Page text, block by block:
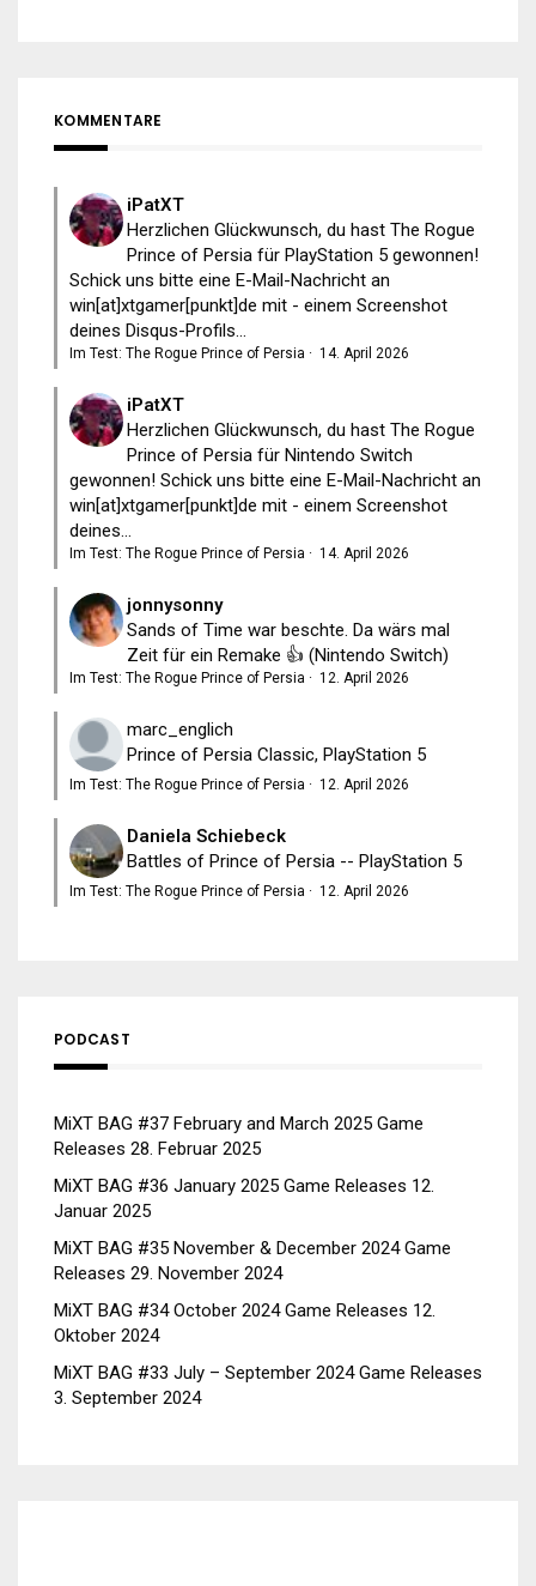
KOMMENTARE
iPatXT
Herzlichen Glückwunsch, du hast The Rogue
Prince of Persia für PlayStation 5 gewonnen!
Schick uns bitte eine E-Mail-Nachricht an
win[at]xtgamer[punkt]de mit - einem Screenshot
deines Disqus-Profils...
Im Test: The Rogue Prince of Persia · 14. April 2026
iPatXT
Herzlichen Glückwunsch, du hast The Rogue
Prince of Persia für Nintendo Switch
gewonnen! Schick uns bitte eine E-Mail-Nachricht an
win[at]xtgamer[punkt]de mit - einem Screenshot
deines...
Im Test: The Rogue Prince of Persia · 14. April 2026
jonnysonny
Sands of Time war beschte. Da wärs mal
Zeit für ein Remake 👍 (Nintendo Switch)
Im Test: The Rogue Prince of Persia · 12. April 2026
marc_englich
Prince of Persia Classic, PlayStation 5
Im Test: The Rogue Prince of Persia · 12. April 2026
Daniela Schiebeck
Battles of Prince of Persia -- PlayStation 5
Im Test: The Rogue Prince of Persia · 12. April 2026
PODCAST
MiXT BAG #37 February and March 2025 Game
Releases 28. Februar 2025
MiXT BAG #36 January 2025 Game Releases 12.
Januar 2025
MiXT BAG #35 November & December 2024 Game
Releases 29. November 2024
MiXT BAG #34 October 2024 Game Releases 12.
Oktober 2024
MiXT BAG #33 July – September 2024 Game Releases
3. September 2024